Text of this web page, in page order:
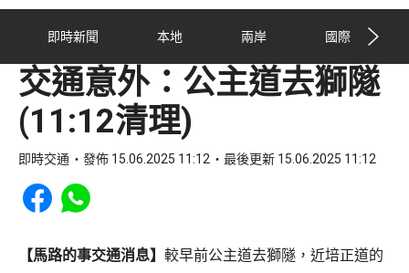
即時新聞 本地 兩岸 國際
交通意外：公主道去獅隧
(11:12清理)
即時交通 發佈 15.06.2025 11:12 最後更新 15.06.2025 11:12
Share to Facebook
Share to WhatsApp
【馬路的事交通消息】 較早前公主道去獅隧，近培正道的